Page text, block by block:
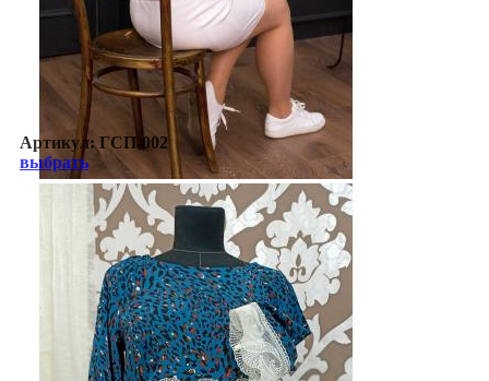
Артикул:ГСП-002
выбрать